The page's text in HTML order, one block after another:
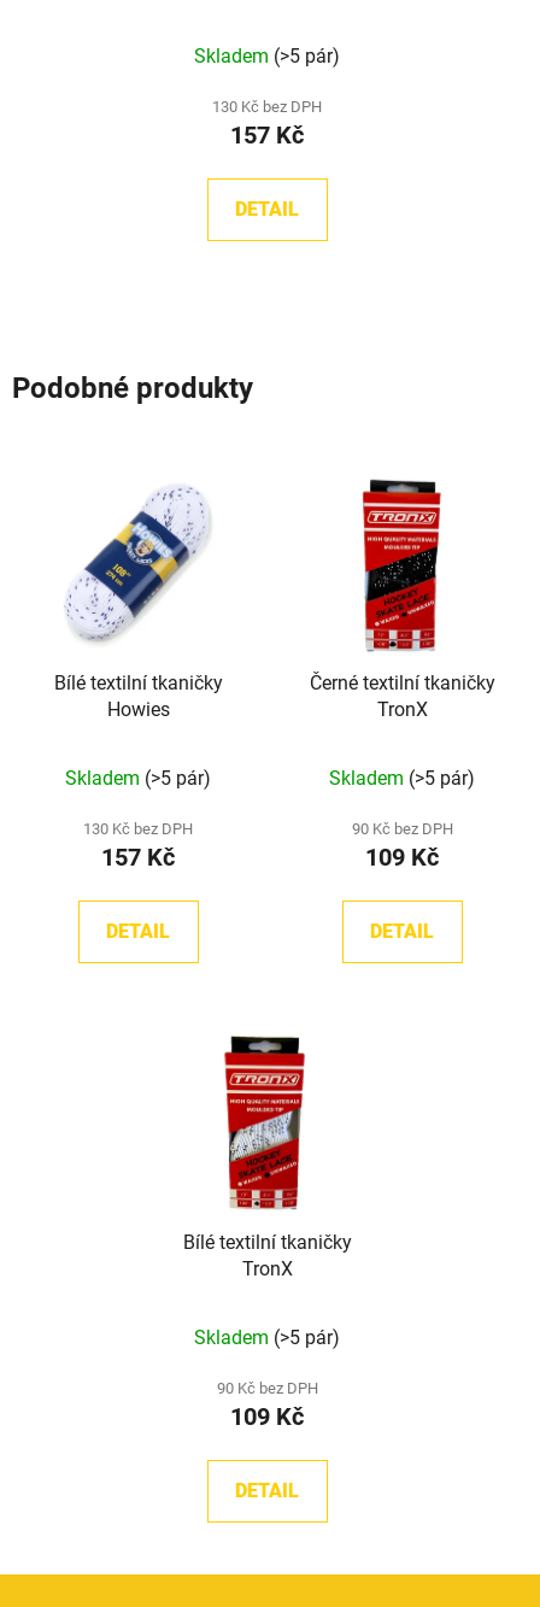
hodnocení
produktu
je
z
Skladem (>5 pár)
130 Kč bez DPH
157 Kč
DETAIL
Podobné produkty
Bílé textilní tkaničky
Howies
hodnocení
produktu
je
z
Skladem (>5 pár)
130 Kč bez DPH
157 Kč
DETAIL
Černé textilní tkaničky
TronX
Skladem (>5 pár)
90 Kč bez DPH
109 Kč
DETAIL
Bílé textilní tkaničky
TronX
Skladem (>5 pár)
90 Kč bez DPH
109 Kč
DETAIL